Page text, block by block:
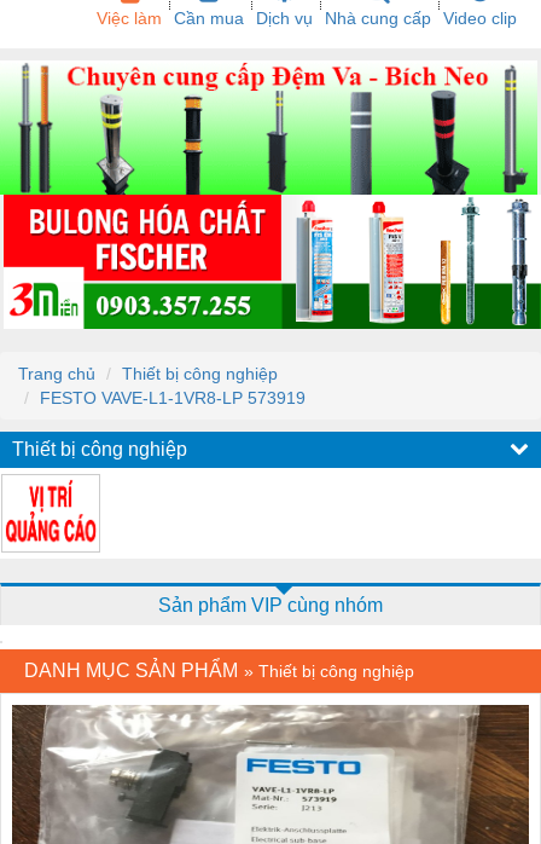
Việc làm Cần mua Dịch vụ Nhà cung cấp Video clip
Trang chủ
Thiết bị công nghiệp
FESTO VAVE-L1-1VR8-LP 573919
Thiết bị công nghiệp
Sản phẩm VIP cùng nhóm
DANH MỤC SẢN PHẨM » Thiết bị công nghiệp